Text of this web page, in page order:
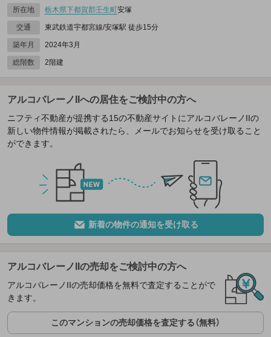
所在地 栃木県下都賀郡壬生町安塚
交通 東武鉄道宇都宮線/安塚駅 徒歩15分
築年月 2024年3月
総階数 2階建
アルコバレーノIIへの居住をご検討中の方へ
ニフティ不動産が提携する15の不動産サイトにアルコバレーノIIの
新しい物件情報が掲載されたら、メールでお知らせを受け取ること
ができます。
新着の物件の通知を受け取る
アルコバレーノIIの売却をご検討中の方へ
アルコバレーノIIの売却価格を無料で査定することがで
きます。
このマンションの売却価格を査定する（無料）